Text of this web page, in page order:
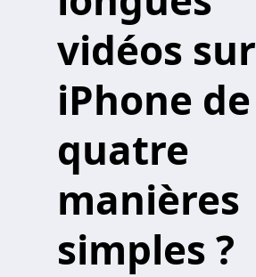
vidéos sur
iPhone de
quatre
manières
simples ?